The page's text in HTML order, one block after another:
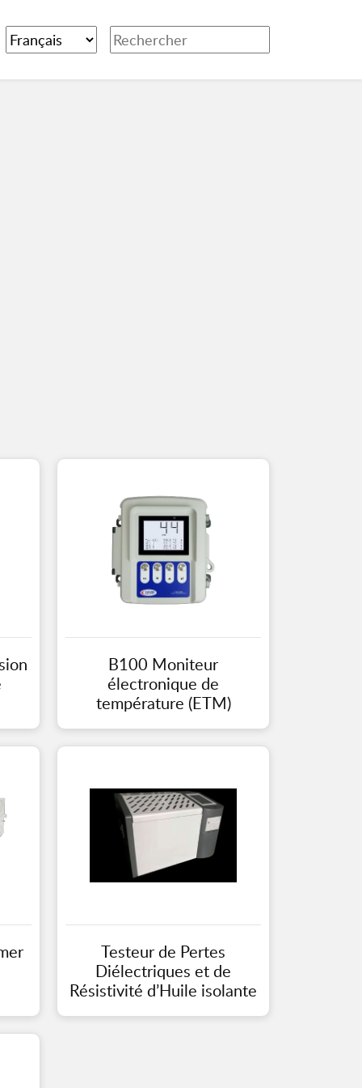
B100 Moniteur
électronique de
température (ETM)
Testeur de Pertes
Diélectriques et de
Résistivité d’Huile isolante